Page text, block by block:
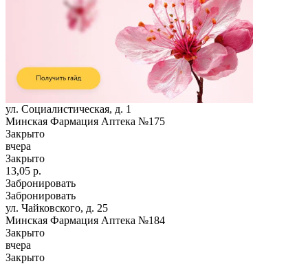
ул. Социалистическая, д. 1
Минская Фармация Аптека №175
Закрыто
вчера
Закрыто
13,05 р.
Забронировать
Забронировать
ул. Чайковского, д. 25
Минская Фармация Аптека №184
Закрыто
вчера
Закрыто